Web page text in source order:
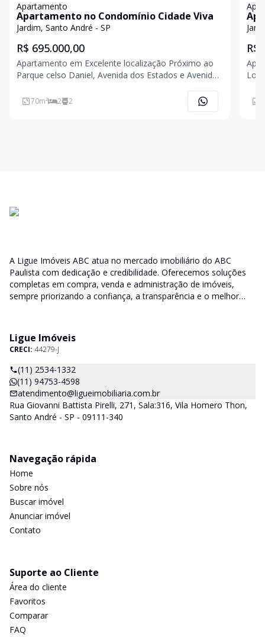
Apartamento
Apartamento no Condomínio Cidade Viva
Jardim, Santo André - SP
R$ 695.000,00
Apartamento em Excelente localização Próximo ao
Parque celso Daniel, Avenida dos Estados e Avenida
sala arejada 2 Ambientes com varanda Gourmet,
Cozinha com armários planejados, 2 Dormitórios
70m² 2 2
R$
e
A Ligue Imóveis ABC atua no mercado imobiliário do ABC
Paulista com dedicação e credibilidade. Oferecemos soluções
completas em compra, venda e administração de imóveis,
sempre priorizando a confiança, a transparência e o melhor
Ligue Imóveis
CRECI: 44279-J
(11) 2534-1332
(11) 94753-4598
atendimento@ligueimobiliaria.com.br
Rua Giovanni Battista Pirelli, 271, Sala:316, Vila Homero Thon,
Santo André - SP - 09111-340
Navegação rápida
Home
Sobre nós
Buscar imóvel
Anunciar imóvel
Contato
Suporte ao Cliente
Área do cliente
Favoritos
Comparar
FAQ